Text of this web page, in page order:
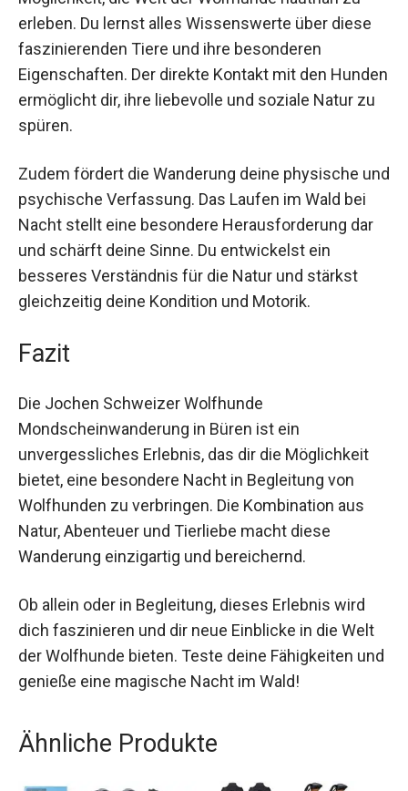
erleben. Du lernst alles Wissenswerte über diese
faszinierenden Tiere und ihre besonderen
Eigenschaften. Der direkte Kontakt mit den
Hunden ermöglicht dir, ihre liebevolle und soziale
Natur zu spüren.
Zudem fördert die Wanderung deine physische
und psychische Verfassung. Das Laufen im Wald
bei Nacht stellt eine besondere Herausforderung
dar und schärft deine Sinne. Du entwickelst ein
besseres Verständnis für die Natur und stärkst
gleichzeitig deine Kondition und Motorik.
Fazit
Die Jochen Schweizer Wolfhunde
Mondscheinwanderung in Büren ist ein
unvergessliches Erlebnis, das dir die Möglichkeit
bietet, eine besondere Nacht in Begleitung von
Wolfhunden zu verbringen. Die Kombination aus
Natur, Abenteuer und Tierliebe macht diese
Wanderung einzigartig und bereichernd.
Ob allein oder in Begleitung, dieses Erlebnis wird
dich faszinieren und dir neue Einblicke in die Welt
der Wolfhunde bieten. Teste deine Fähigkeiten
und genieße eine magische Nacht im Wald!
Ähnliche Produkte